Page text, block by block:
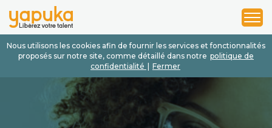
Nous utilisons les cookies afin de fournir les services et fonctionnalités
proposés sur notre site, comme détaillé dans notre politique de
confidentialité
Fermer
1
2
3